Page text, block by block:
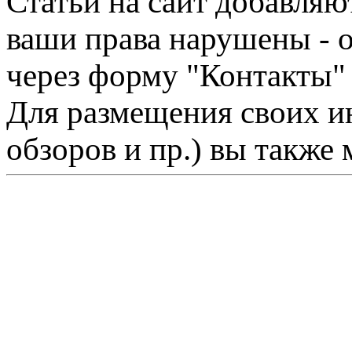
ваши права нарушены -
через форму "Контакты"
Для размещения своих
обзоров и пр.) вы также